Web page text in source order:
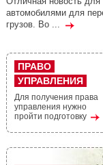
автомобилями для
грузов. Во ...
ПРАВО
УПРАВЛЕНИЯ
Для получения права
управления нужно
пройти подготовку